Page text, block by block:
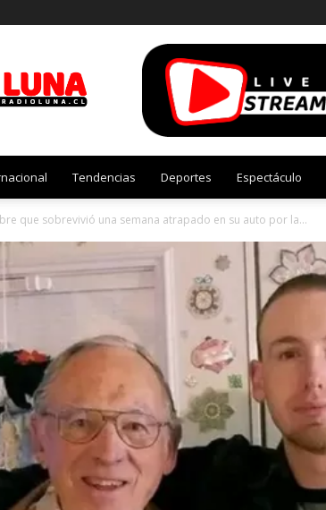
Tendencias Deportes Espectáculo
que sobrevivió una semana atrapado en su auto por la...